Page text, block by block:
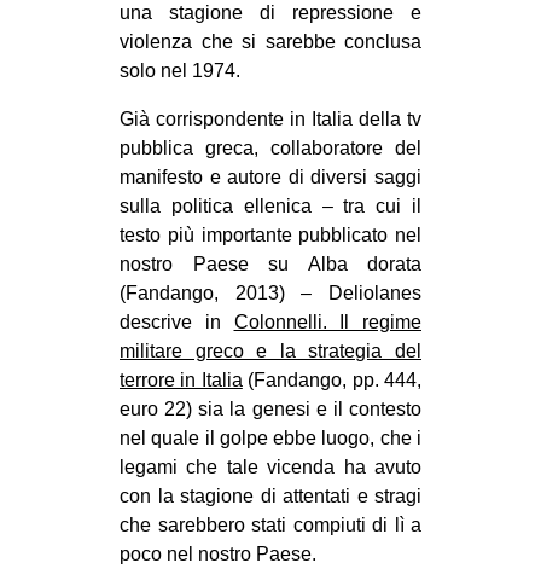
una stagione di repressione e
violenza che si sarebbe conclusa
solo nel 1974.
Già corrispondente in Italia della tv
pubblica greca, collaboratore del
manifesto e autore di diversi saggi
sulla politica ellenica – tra cui il
testo più importante pubblicato nel
nostro Paese su Alba dorata
(Fandango, 2013) – Deliolanes
descrive in Colonnelli. Il regime
militare greco e la strategia del
terrore in Italia (Fandango, pp. 444,
euro 22) sia la genesi e il contesto
nel quale il golpe ebbe luogo, che i
legami che tale vicenda ha avuto
con la stagione di attentati e stragi
che sarebbero stati compiuti di lì a
poco nel nostro Paese.